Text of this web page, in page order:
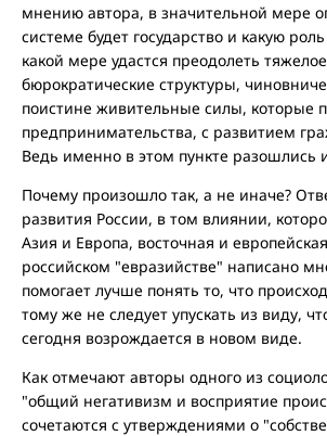
мнению автора, в значительной мере
системе будет государство и какую
какой мере удастся преодолеть
бюрократические структуры,
поистине живительные силы, которые
предпринимательства, с развитием
Ведь именно в этом пункте разошлись
Почему произошло так, а не иначе?
развития России, в том влиянии,
Азия и Европа, восточная и
российском "евразийстве" написано
помогает лучше понять то, что
тому же не следует упускать из виду,
сегодня возрождается в новом виде.
Как отмечают авторы одного из
"общий негативизм и восприятие
сочетаются с утверждениями о